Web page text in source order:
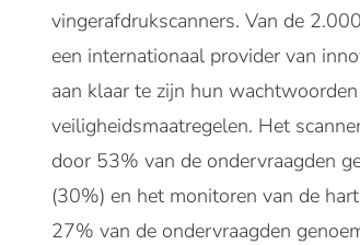
vingerafdrukscanners. Van de
een internationaal provider van
aan klaar te zijn hun
veiligheidsmaatregelen. Het
door 53% van de ondervraagden
(30%) en het monitoren van de
27% van de ondervraagden